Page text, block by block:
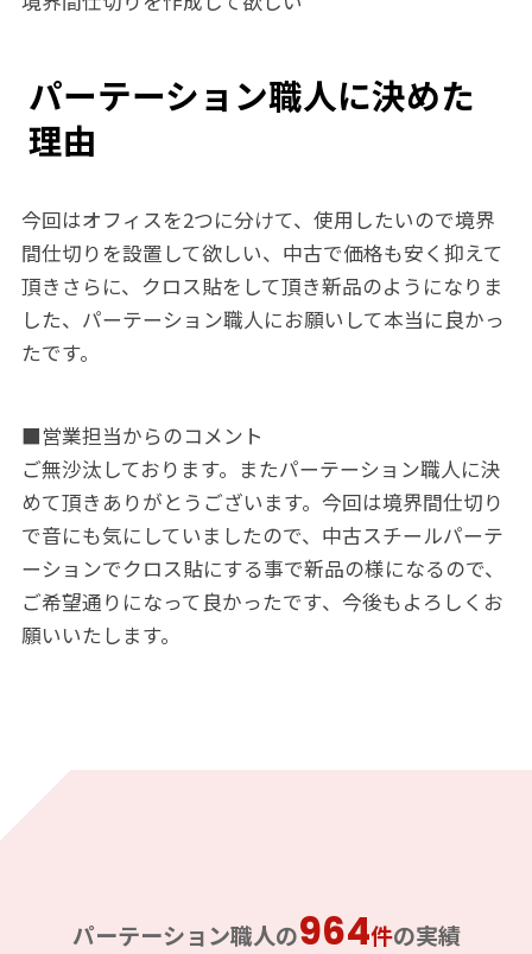
パーテーション職人に決めた
理由
今回はオフィスを2つに分けて、使用したいので境界
間仕切りを設置して欲しい、中古で価格も安く抑えて
頂きさらに、クロス貼をして頂き新品のようになりま
した、パーテーション職人にお願いして本当に良かっ
たです。
■営業担当からのコメント
ご無沙汰しております。またパーテーション職人に決
めて頂きありがとうございます。今回は境界間仕切り
で音にも気にしていましたので、中古スチールパーテ
ーションでクロス貼にする事で新品の様になるので、
ご希望通りになって良かったです、今後もよろしくお
願いいたします。
パーテーション職人の964件の実績